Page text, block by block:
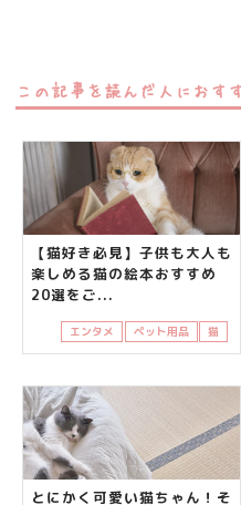
この記事を読んだ人におす
【猫好き必見】子供も大人も
楽しめる猫の絵本おすすめ
20選をご...
エンタメ ペット用品 猫
とにかく可愛い猫ちゃん！そ